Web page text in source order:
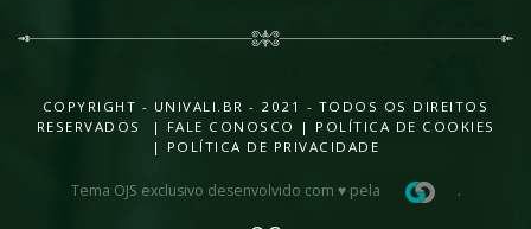
COPYRIGHT - UNIVALI.BR - 2021 - TODOS OS DIREITOS
RESERVADOS |
FALE CONOSCO | POLÍTICA DE COOKIES
| POLÍTICA DE PRIVACIDADE
Tema OJS exclusivo desenvolvido com ♥ pela .